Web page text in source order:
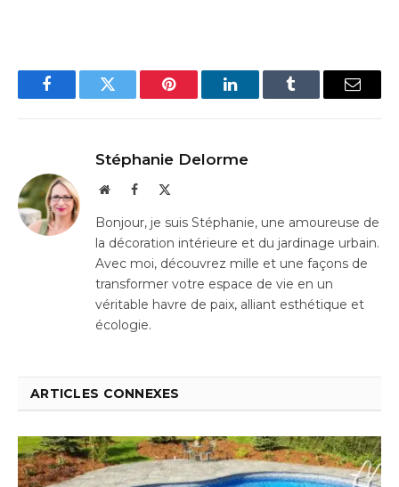
FacebookTwitter Pinterest LinkedInTumblr Email
Stéphanie Delorme
WebsiteFacebook
Bonjour, je suis Stéphanie, une amoureuse de
la décoration intérieure et du jardinage urbain.
Avec moi, découvrez mille et une façons de
transformer votre espace de vie en un
véritable havre de paix, alliant esthétique et
écologie.
ARTICLES CONNEXES